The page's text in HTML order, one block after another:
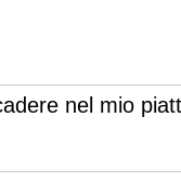
nel mio